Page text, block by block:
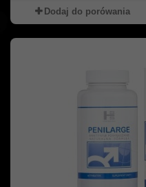
Dodaj do porówania